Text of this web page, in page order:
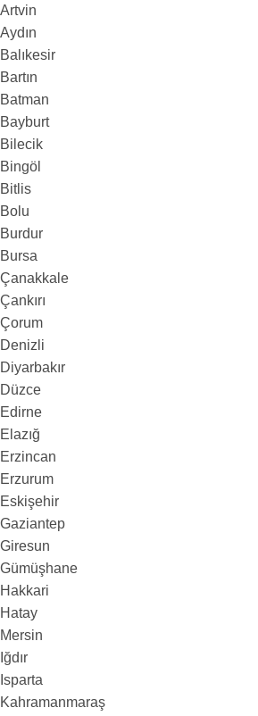
Artvin
Aydın
Balıkesir
Bartın
Batman
Bayburt
Bilecik
Bingöl
Bitlis
Bolu
Burdur
Bursa
Çanakkale
Çankırı
Çorum
Denizli
Diyarbakır
Düzce
Edirne
Elazığ
Erzincan
Erzurum
Eskişehir
Gaziantep
Giresun
Gümüşhane
Hakkari
Hatay
Mersin
Iğdır
Isparta
Kahramanmaraş